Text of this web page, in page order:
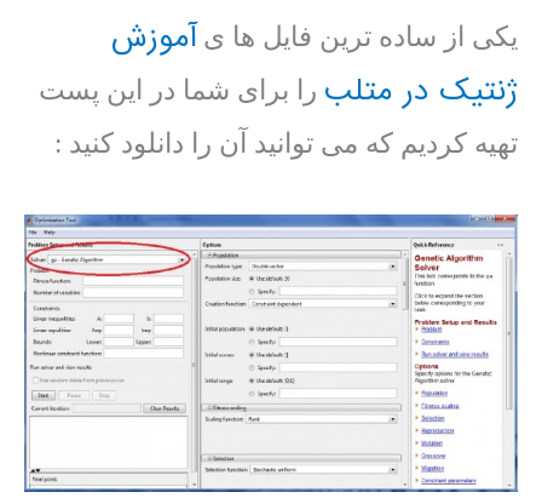
یکی از ساده ترین فایل ها ی آموزش
ژنتیک در متلب را برای شما در این پست
تهیه کردیم که می توانید آن را دانلود کنید :